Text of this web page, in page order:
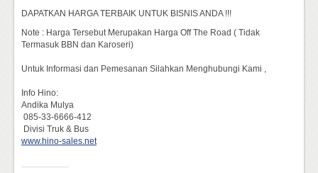
DAPATKAN HARGA TERBAIK UNTUK BISNIS ANDA !!!
Note : Harga Tersebut Merupakan Harga Off The Road ( Tidak
Termasuk BBN dan Karoseri)
Untuk Informasi dan Pemesanan Silahkan Menghubungi Kami ,
Info Hino:
Andika Mulya
085-33-6666-412
Divisi Truk & Bus
www.hino-sales.net